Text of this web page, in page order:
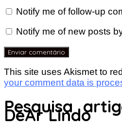
Notify me of follow-up
Notify me of new posts
This site uses Akismet to
your comment data is
Pesquisa
DeAr Lindo